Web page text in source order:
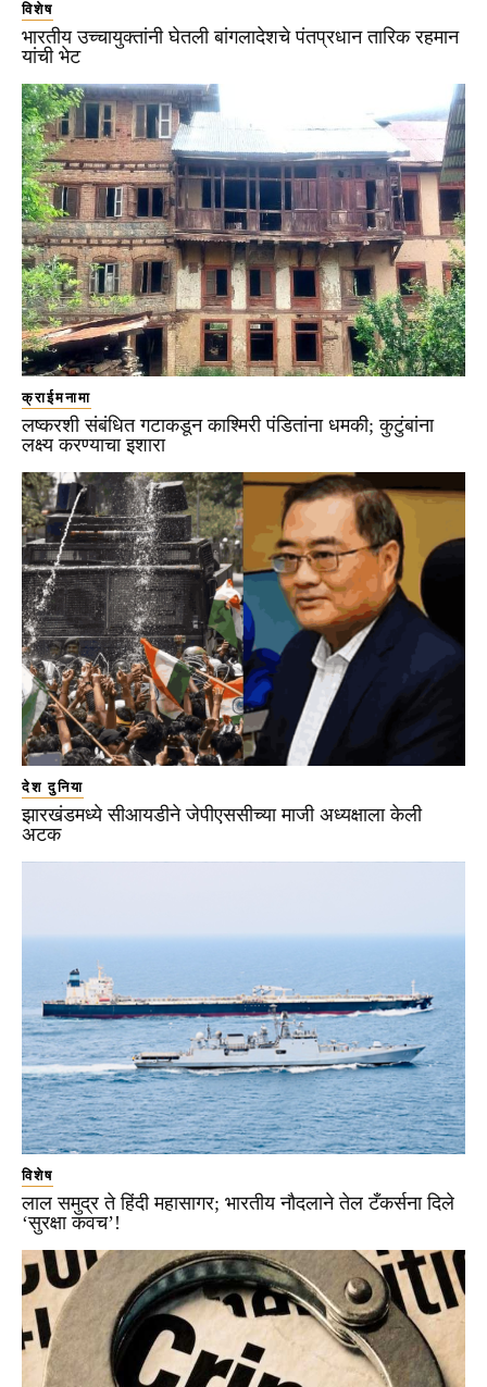
विशेष
भारतीय उच्चायुक्तांनी घेतली बांगलादेशचे पंतप्रधान तारिक रहमान
यांची भेट
क्राईमनामा
लष्करशी संबंधित गटाकडून काश्मिरी पंडितांना धमकी; कुटुंबांना
लक्ष्य करण्याचा इशारा
देश दुनिया
झारखंडमध्ये सीआयडीने जेपीएससीच्या माजी अध्यक्षाला केली
अटक
विशेष
लाल समुद्र ते हिंदी महासागर; भारतीय नौदलाने तेल टँकर्सना दिले
‘सुरक्षा कवच’!